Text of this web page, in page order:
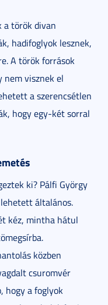
a török divan
hadifoglyok lesznek,
A török források
nem visznek el
a szerencsétlen
hogy egy-két sorral
ki? Pálfi György
általános.
kéz, mintha hátul
közben
csuromvér
hogy a foglyok